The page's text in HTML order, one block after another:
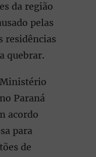
da região
pelas
residências
quebrar.
Paraná
acordo
para
de